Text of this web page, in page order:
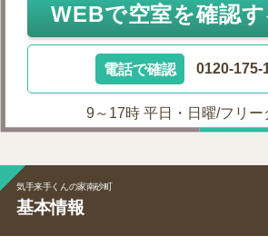
WEBで空室を確認す
電話で確認 0120-175-
9～17時 平日・日曜/フリー
気手来手くんの家南砂町
基本情報